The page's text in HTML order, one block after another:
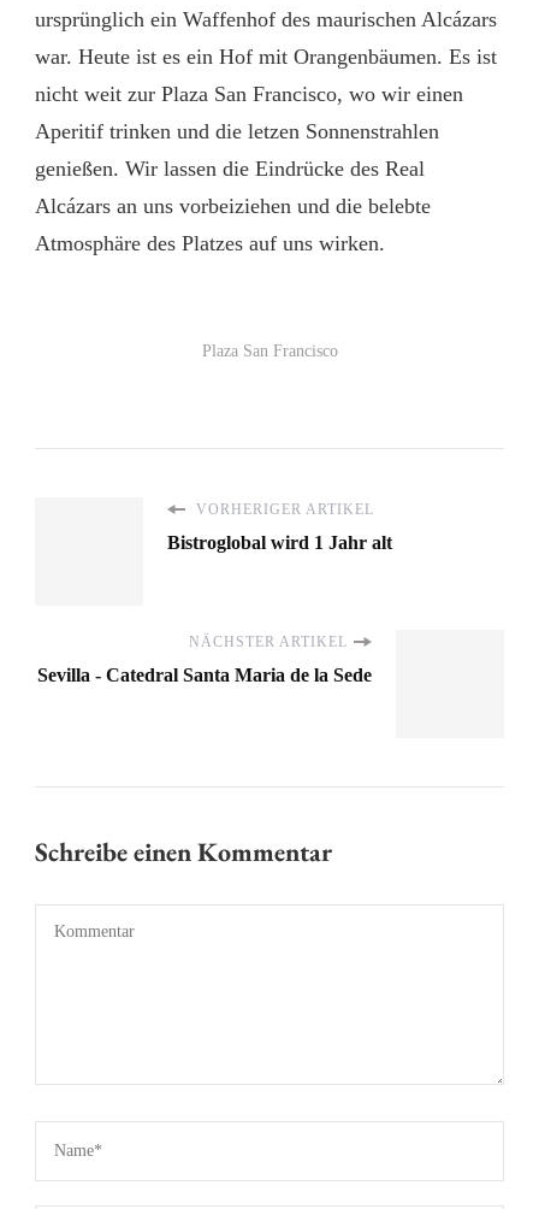
ursprünglich ein Waffenhof des maurischen Alcázars
war. Heute ist es ein Hof mit Orangenbäumen. Es ist
nicht weit zur Plaza San Francisco, wo wir einen
Aperitif trinken und die letzen Sonnenstrahlen
genießen. Wir lassen die Eindrücke des Real
Alcázars an uns vorbeiziehen und die belebte
Atmosphäre des Platzes auf uns wirken.
Plaza San Francisco
VORHERIGER ARTIKEL
Bistroglobal wird 1 Jahr alt
NÄCHSTER ARTIKEL
Sevilla - Catedral Santa Maria de la Sede
Schreibe einen Kommentar